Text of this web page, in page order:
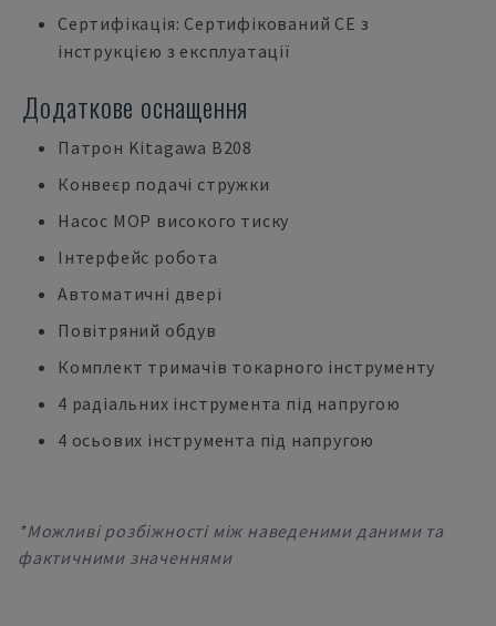
Сертифікація: Сертифікований CE з
інструкцією з експлуатації
Додаткове оснащення
Патрон Kitagawa B208
Конвеєр подачі стружки
Насос МОР високого тиску
Інтерфейс робота
Автоматичні двері
Повітряний обдув
Комплект тримачів токарного інструменту
4 радіальних інструмента під напругою
4 осьових інструмента під напругою
*Можливі розбіжності між наведеними даними та
фактичними значеннями